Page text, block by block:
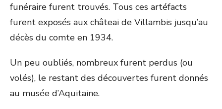
funéraire furent trouvés. Tous ces artéfacts
furent exposés aux châteai de Villambis jusqu’au
décès du comte en 1934.
Un peu oubliés, nombreux furent perdus (ou
volés), le restant des découvertes furent donnés
au musée d’Aquitaine.